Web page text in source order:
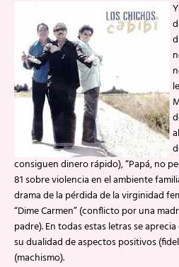
consiguen dinero rápido), “Papá, no
81 sobre violencia en el ambiente
drama de la pérdida de la virginidad
“Dime Carmen” (conflicto por una
padre). En todas estas letras se
su dualidad de aspectos positivos
(machismo).